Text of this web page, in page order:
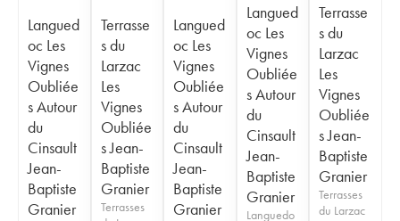
Langued
oc Les
Vignes
Oubliée
s Autour
du
Cinsault
Jean-
Baptiste
Granier
Terrasse
s du
Larzac
Les
Vignes
Oubliée
s Jean-
Baptiste
Granier
Terrasses
Langued
oc Les
Vignes
Oubliée
s Autour
du
Cinsault
Jean-
Baptiste
Granier
Langued
oc Les
Vignes
Oubliée
s Autour
du
Cinsault
Jean-
Baptiste
Granier
Languedo
Terrasse
s du
Larzac
Les
Vignes
Oubliée
s Jean-
Baptiste
Granier
Terrasses
du Larzac